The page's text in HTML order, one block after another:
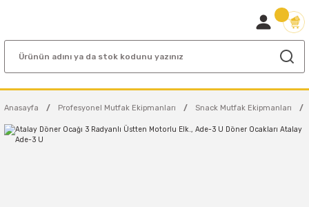
Anasayfa Profesyonel Mutfak Ekipmanları Snack Mutfak Ekipmanları